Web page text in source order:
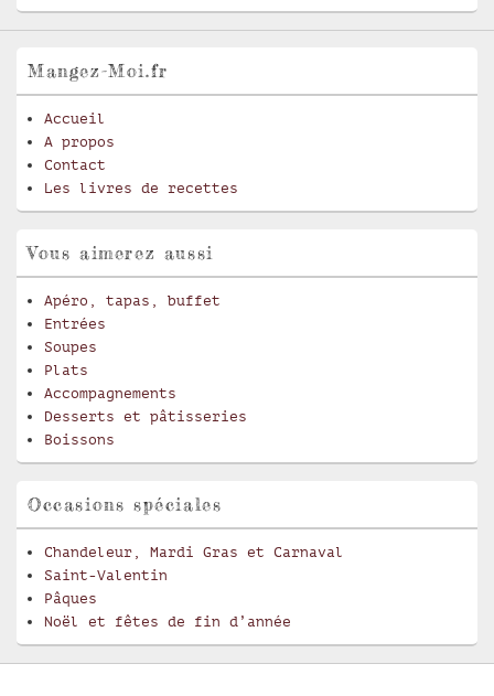
Mangez-Moi.fr
Accueil
A propos
Contact
Les livres de recettes
Vous aimerez aussi
Apéro, tapas, buffet
Entrées
Soupes
Plats
Accompagnements
Desserts et pâtisseries
Boissons
Occasions spéciales
Chandeleur, Mardi Gras et Carnaval
Saint-Valentin
Pâques
Noël et fêtes de fin d’année